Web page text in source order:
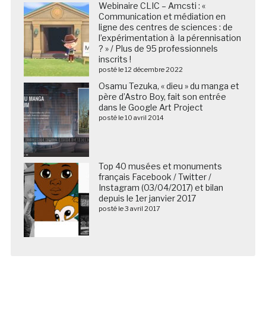
Webinaire CLIC – Amcsti : «
Communication et médiation en
ligne des centres de sciences : de
l’expérimentation à la pérennisation
? » / Plus de 95 professionnels
inscrits !
posté le 12 décembre 2022
Osamu Tezuka, « dieu » du manga et
père d’Astro Boy, fait son entrée
dans le Google Art Project
posté le 10 avril 2014
Top 40 musées et monuments
français Facebook / Twitter /
Instagram (03/04/2017) et bilan
depuis le 1er janvier 2017
posté le 3 avril 2017